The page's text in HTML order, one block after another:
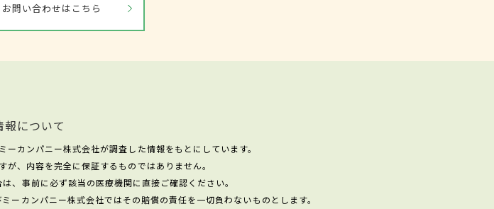
問い合わせはこちら
報について
カンパニー株式会社が調査した情報をもとにしています。
、内容を完全に保証するものではありません。
、事前に必ず該当の医療機関に直接ご確認ください。
ーカンパニー株式会社ではその賠償の責任を一切負わないものとします。